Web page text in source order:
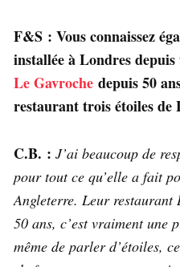
F&S : Vous connaissez
installée à Londres
Le Gavroche depuis 50
restaurant trois étoiles de
C.B. : J’ai beaucoup de
pour tout ce qu’elle a fait
Angleterre. Leur restaurant
50 ans, c’est vraiment une
même de parler d’étoiles,